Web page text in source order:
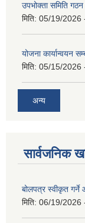
उपभोक्ता समिति
मिति: 05/19/2026
योजना कार्यान्वयन
मिति: 05/15/2026
अन्य
सार्वजनिक
बोलपत्र स्वीकृत
मिति: 06/19/2026